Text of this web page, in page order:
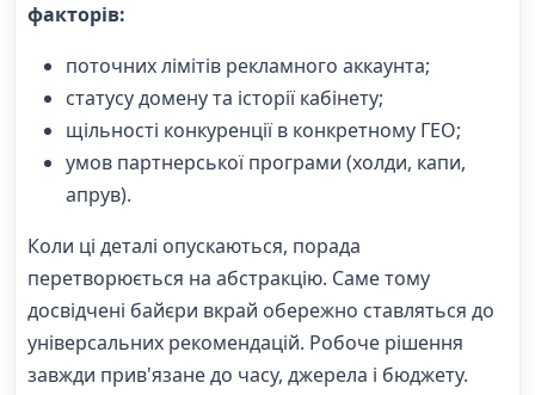
факторів:
поточних лімітів рекламного аккаунта;
статусу домену та історії кабінету;
щільності конкуренції в конкретному ГЕО;
умов партнерської програми (холди, капи,
апрув).
Коли ці деталі опускаються, порада
перетворюється на абстракцію. Саме тому
досвідчені байєри вкрай обережно ставляться до
універсальних рекомендацій. Робоче рішення
завжди прив'язане до часу, джерела і бюджету.